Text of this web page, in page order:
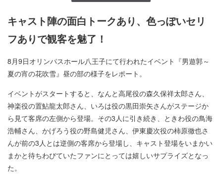
キャスト陣の面白トークあり、色っぽいセリ
フありで観客を魅了！
8月9日オリンパスホール八王子にて行われたイベント『男遊郭～
夏の宵の花吹雪』昼の部の様子をレポート。
イベントがスタートすると、なんと高尾役の森久保祥太郎さん、
神楽役の置鮎龍太郎さん、いろは役の黒田崇矢さんがステージか
ら見て客席の左側から登場。その3人に引き続き、ときわ役の鳥海
浩輔さん、かげろう役の野島健児さん、伊東慶次役の柿原徹也さ
んが前の3人とは逆側の客席から登場し、キャスト登場をいまかい
まかと待ちわびていたファンにとっては嬉しいサプライズとなっ
た。